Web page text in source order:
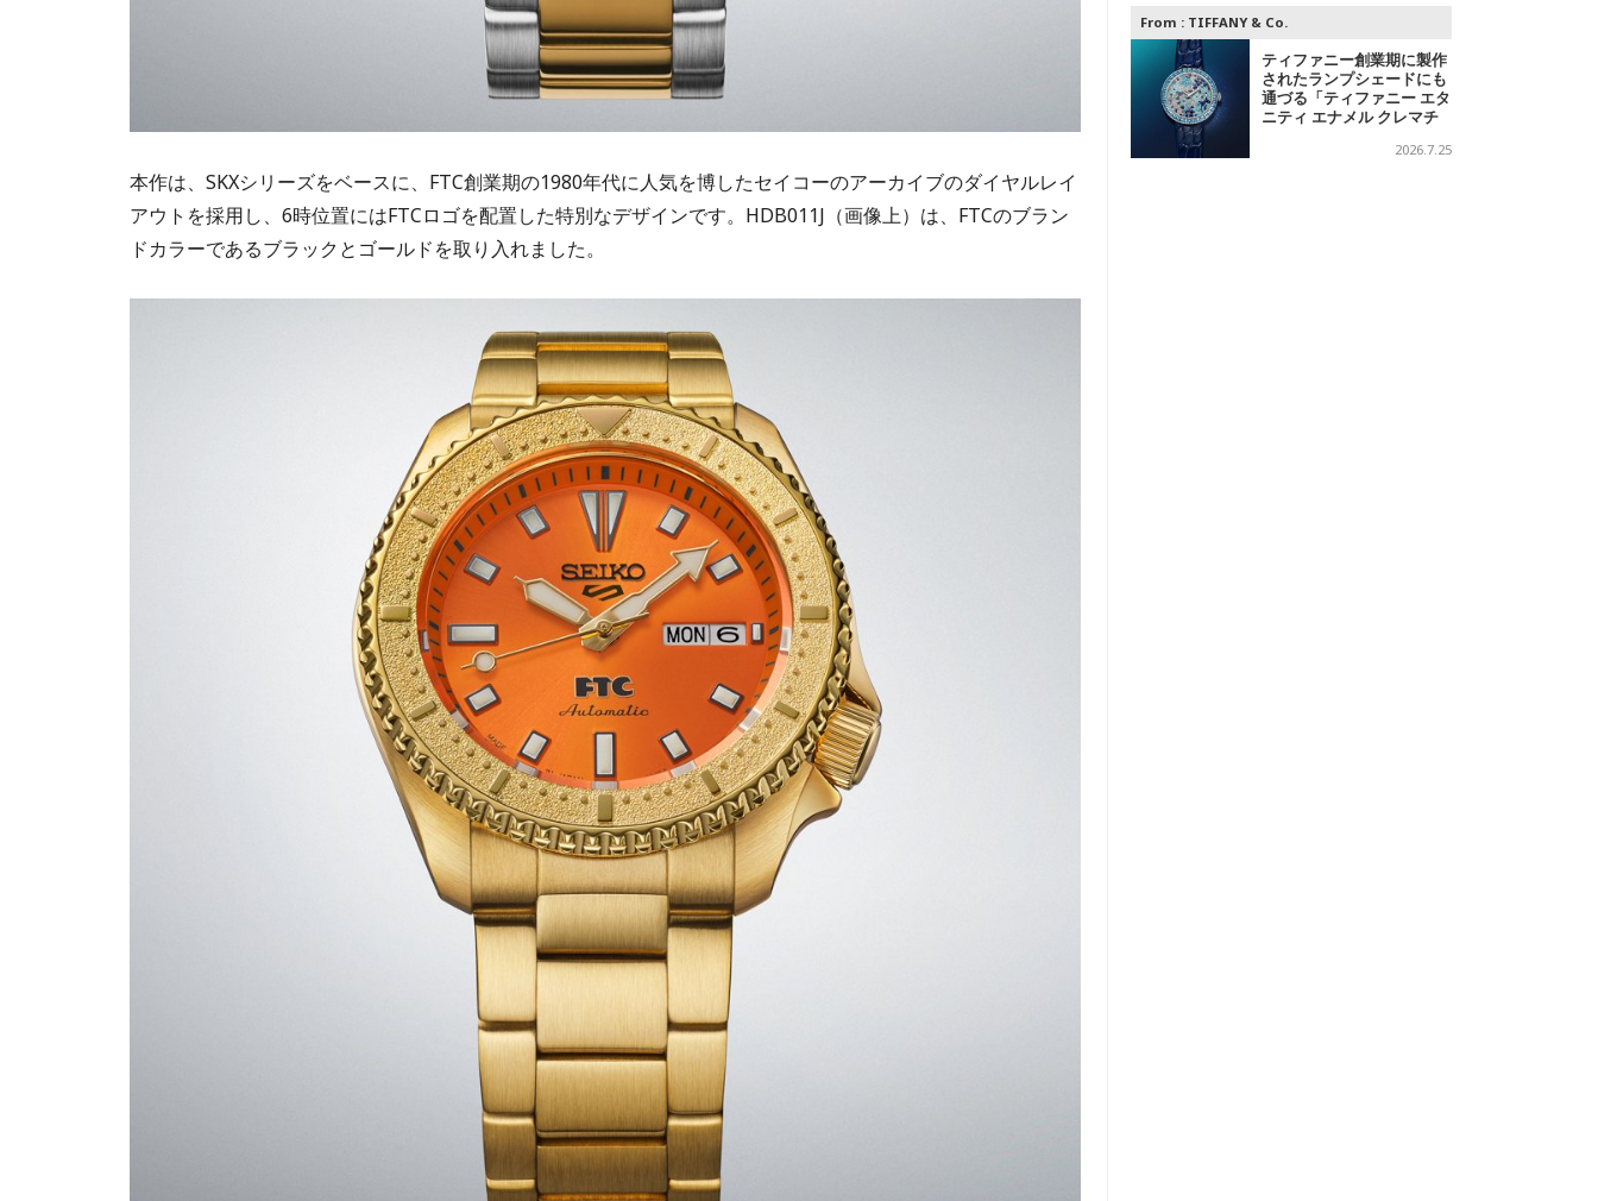
本作は、SKXシリーズをベースに、FTC創業期の1980年代に人気を博したセイコーのアーカイブのダイヤルレイ
アウトを採用し、6時位置にはFTCロゴを配置した特別なデザインです。HDB011J（画像上）は、FTCのブラン
ドカラーであるブラックとゴールドを取り入れました。
From : TIFFANY & Co.
ティファニー創業期に製作
されたランプシェードにも
通づる「ティファニー エタ
ニティ エナメル クレマチ
2026.7.25